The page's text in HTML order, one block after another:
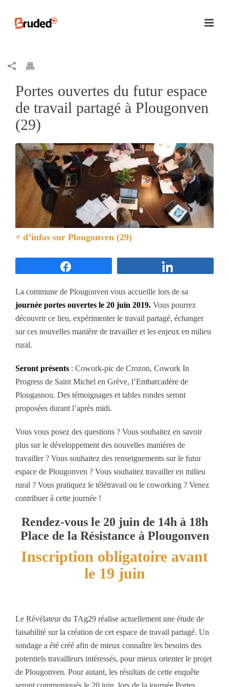
Portes ouvertes du futur espace
de travail partagé à Plougonven
(29)
+ d’infos sur Plougonven (29)
La commune de Plougonven vous accueille lors de sa
journée portes ouvertes le 20 juin 2019. Vous pourrez
découvrir ce lieu, expérimenter le travail partagé, échanger
sur ces nouvelles manière de travailler et les enjeux en milieu
rural.
Seront présents : Cowork-pic de Crozon, Cowork In
Progress de Saint Michel en Grève, l’Embarcadère de
Plougasnou. Des témoignages et tables rondes seront
proposées durant l’après midi.
Vous vous posez des questions ? Vous souhaitez en savoir
plus sur le développement des nouvelles manières de
travailler ? Vous souhaitez des renseignements sur le futur
espace de Plougonven ? Vous souhaitez travailler en milieu
rural ? Vous pratiquez le télétravail ou le coworking ? Venez
contribuer à cette journée !
Rendez-vous le 20 juin de 14h à 18h
Place de la Résistance à Plougonven
Inscription obligatoire avant
le 19 juin
Le Révélateur du TAg29 réalise actuellement une étude de
faisabilité sur la création de cet espace de travail partagé. Un
sondage a été créé afin de mieux connaître les besoins des
potentiels travailleurs intéressés, pour mieux orienter le projet
de Plougonven. Pour autant, les résultats de cette enquête
seront communiqués le 20 juin, lors de la journée Portes